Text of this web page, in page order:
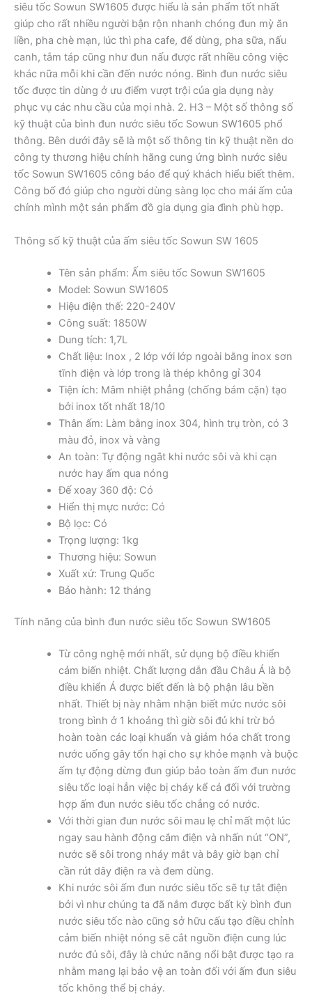
siêu tốc Sowun SW1605 được hiểu là sản phẩm tốt nhất
giúp cho rất nhiều người bận rộn nhanh chóng đun mỳ ăn
liền, pha chè mạn, lúc thì pha cafe, để dùng, pha sữa, nấu
canh, tắm táp cũng như đun nấu được rất nhiều công việc
khác nữa mỗi khi cần đến nước nóng. Bình đun nước siêu
tốc được tin dùng ở ưu điểm vượt trội của gia dụng này
phục vụ các nhu cầu của mọi nhà. 2. H3 – Một số thông số
kỹ thuật của bình đun nước siêu tốc Sowun SW1605 phổ
thông. Bên dưới đây sẽ là một số thông tin kỹ thuật nền do
công ty thương hiệu chính hãng cung ứng bình nước siêu
tốc Sowun SW1605 công báo để quý khách hiểu biết thêm.
Công bố đó giúp cho người dùng sàng lọc cho mái ấm của
chính mình một sản phẩm đồ gia dụng gia đình phù hợp.
Thông số kỹ thuật của ấm siêu tốc Sowun SW 1605
Tên sản phẩm: Ấm siêu tốc Sowun SW1605
Model: Sowun SW1605
Hiệu điện thế: 220-240V
Công suất: 1850W
Dung tích: 1,7L
Chất liệu: Inox , 2 lớp với lớp ngoài bằng inox sơn
tĩnh điện và lớp trong là thép không gỉ 304
Tiện ích: Mâm nhiệt phẳng (chống bám cặn) tạo
bởi inox tốt nhất 18/10
Thân ấm: Làm bằng inox 304, hình trụ tròn, có 3
màu đỏ, inox và vàng
An toàn: Tự động ngắt khi nước sôi và khi cạn
nước hay ấm qua nóng
Đế xoay 360 độ: Có
Hiển thị mực nước: Có
Bộ lọc: Có
Trọng lượng: 1kg
Thương hiệu: Sowun
Xuất xứ: Trung Quốc
Bảo hành: 12 tháng
Tính năng của bình đun nước siêu tốc Sowun SW1605
Từ công nghệ mới nhất, sử dụng bộ điều khiển
cảm biến nhiệt. Chất lượng dẫn đầu Châu Á là bộ
điều khiển Á được biết đến là bộ phận lâu bền
nhất. Thiết bị này nhằm nhận biết mức nước sôi
trong bình ở 1 khoảng thì giờ sôi đủ khi trừ bỏ
hoàn toàn các loại khuẩn và giảm hóa chất trong
nước uống gây tổn hại cho sự khỏe mạnh và buộc
ấm tự động dừng đun giúp bảo toàn ấm đun nước
siêu tốc loại hẳn việc bị cháy kể cả đối với trường
hợp ấm đun nước siêu tốc chẳng có nước.
Với thời gian đun nước sôi mau lẹ chỉ mất một lúc
ngay sau hành động cắm điện và nhấn nút “ON”,
nước sẽ sôi trong nháy mắt và bây giờ bạn chỉ
cần rút dây điện ra và đem dùng.
Khi nước sôi ấm đun nước siêu tốc sẽ tự tắt điện
bởi vì như chúng ta đã nắm được bất kỳ bình đun
nước siêu tốc nào cũng sở hữu cấu tạo điều chỉnh
cảm biến nhiệt nóng sẽ cắt nguồn điện cung lúc
nước đủ sôi, đây là chức năng nổi bật được tạo ra
nhằm mang lại bảo vệ an toàn đối với ấm đun siêu
tốc không thể bị cháy.